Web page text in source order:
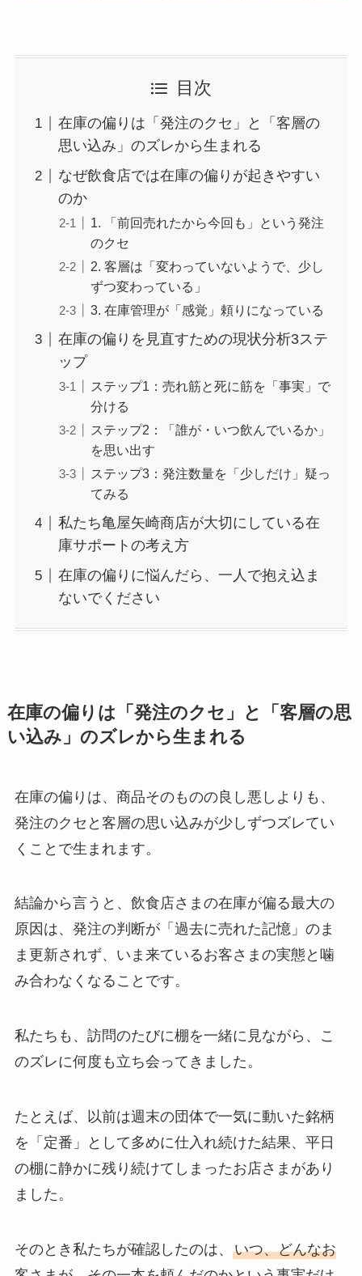
目次
在庫の偏りは「発注のクセ」と「客層の
思い込み」のズレから生まれる
なぜ飲食店では在庫の偏りが起きやすい
のか
1. 「前回売れたから今回も」という発注
のクセ
2. 客層は「変わっていないようで、少し
ずつ変わっている」
3. 在庫管理が「感覚」頼りになっている
在庫の偏りを見直すための現状分析3ステ
ップ
ステップ1：売れ筋と死に筋を「事実」で
分ける
ステップ2：「誰が・いつ飲んでいるか」
を思い出す
ステップ3：発注数量を「少しだけ」疑っ
てみる
私たち亀屋矢崎商店が大切にしている在
庫サポートの考え方
在庫の偏りに悩んだら、一人で抱え込ま
ないでください
在庫の偏りは「発注のクセ」と「客層の思
い込み」のズレから生まれる
在庫の偏りは、商品そのものの良し悪しよりも、
発注のクセと客層の思い込みが少しずつズレてい
くことで生まれます。
結論から言うと、飲食店さまの在庫が偏る最大の
原因は、発注の判断が「過去に売れた記憶」のま
ま更新されず、いま来ているお客さまの実態と噛
み合わなくなることです。
私たちも、訪問のたびに棚を一緒に見ながら、こ
のズレに何度も立ち会ってきました。
たとえば、以前は週末の団体で一気に動いた銘柄
を「定番」として多めに仕入れ続けた結果、平日
の棚に静かに残り続けてしまったお店さまがあり
ました。
そのとき私たちが確認したのは、 いつ、どんなお